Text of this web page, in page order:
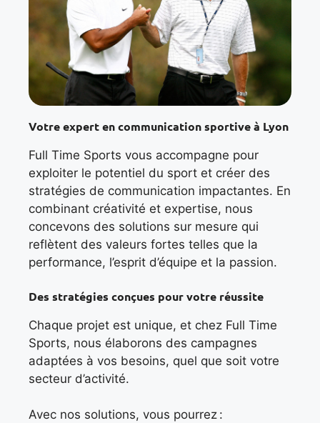
Votre expert en communication sportive à Lyon
Full Time Sports vous accompagne pour
exploiter le potentiel du sport et créer des
stratégies de communication impactantes. En
combinant créativité et expertise, nous
concevons des solutions sur mesure qui
reflètent des valeurs fortes telles que la
performance, l’esprit d’équipe et la passion.
Des stratégies conçues pour votre réussite
Chaque projet est unique, et chez Full Time
Sports, nous élaborons des campagnes
adaptées à vos besoins, quel que soit votre
secteur d’activité.
Avec nos solutions, vous pourrez :